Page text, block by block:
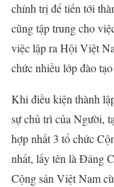
chính trị để tiến tới
cũng tập trung cho
việc lập ra Hội Việt
chức nhiều lớp đào
Khi điều kiện thành
sự chủ trì của Người,
hợp nhất 3 tổ chức
nhất, lấy tên là Đảng
Cộng sản Việt Nam